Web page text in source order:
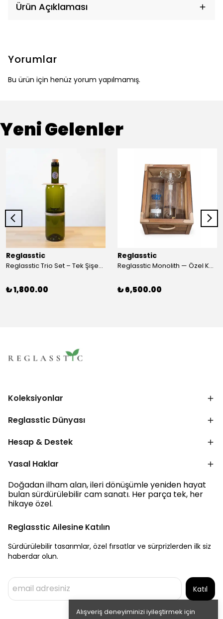
Alışveriş deneyiminizi iyileştirmek için
Ürün Açıklaması
Yorumlar
Bu ürün için henüz yorum yapılmamış.
Yeni Gelenler
Reglasstic
Reglasstic Trio Set – Tek Şişeden 3 Parça
₺ 1,800.00
Reglasstic
Reglasstic Monolith — Özel Kutulu Cam Nargile
₺ 6,500.00
Koleksiyonlar
Reglasstic Dünyası
Hesap & Destek
Yasal Haklar
Doğadan ilham alan, ileri dönüşümle yeniden hayat
bulan sürdürülebilir cam sanatı. Her parça tek, her
hikaye özel.
Reglasstic Ailesine Katılın
Sürdürülebilir tasarımlar, özel fırsatlar ve sürprizlerden ilk siz
haberdar olun.
Katıl